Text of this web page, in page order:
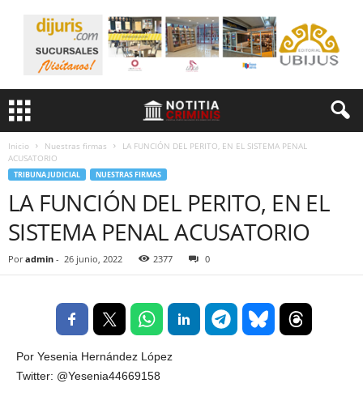
Inicio Nuestras firmas
LA FUNCIÓN DEL PERITO, EN EL SISTEMA PENAL
ACUSATORIO
TRIBUNA JUDICIAL NUESTRAS FIRMAS
LA FUNCIÓN DEL PERITO, EN EL
SISTEMA PENAL ACUSATORIO
Por admin - 26 junio, 2022 2377 0
Por Yesenia Hernández López
Twitter: @Yesenia44669158